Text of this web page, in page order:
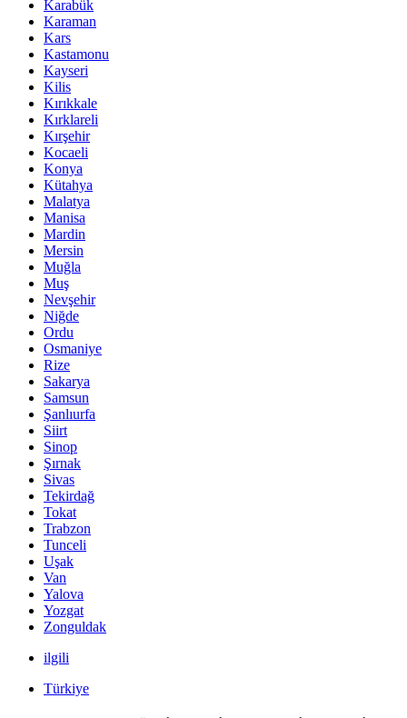
Karabük
Karaman
Kars
Kastamonu
Kayseri
Kilis
Kırıkkale
Kırklareli
Kırşehir
Kocaeli
Konya
Kütahya
Malatya
Manisa
Mardin
Mersin
Muğla
Muş
Nevşehir
Niğde
Ordu
Osmaniye
Rize
Sakarya
Samsun
Şanlıurfa
Siirt
Sinop
Şırnak
Sivas
Tekirdağ
Tokat
Trabzon
Tunceli
Uşak
Van
Yalova
Yozgat
Zonguldak
ilgili
Türkiye